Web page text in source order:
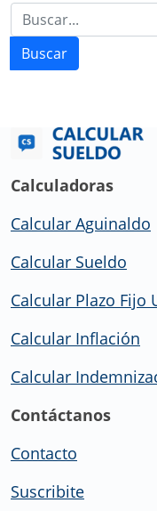
Buscar
Calculadoras
Calcular Aguinaldo
Calcular Sueldo
Calcular Plazo Fijo
Calcular Inflación
Calcular
Contáctanos
Contacto
Suscribite